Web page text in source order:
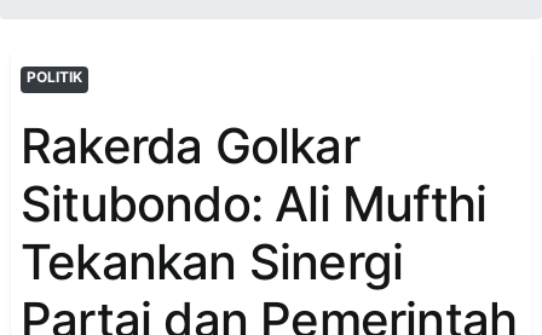
POLITIK
Rakerda Golkar
Situbondo: Ali Mufthi
Tekankan Sinergi
Partai dan Pemerintah